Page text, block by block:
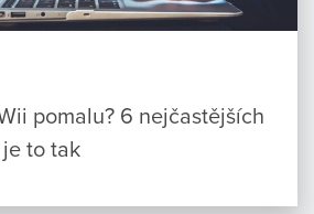
pomalu? 6 nejčastějších
to tak